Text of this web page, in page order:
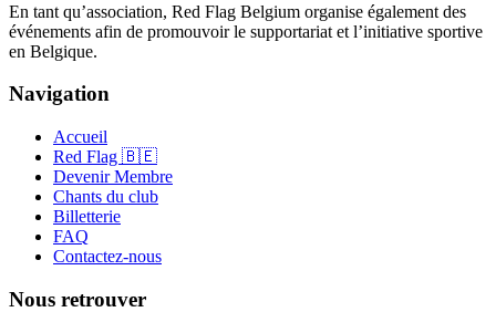
En tant qu’association, Red Flag Belgium organise également des
événements afin de promouvoir le supportariat et l’initiative sportive
en Belgique.
Navigation
Accueil
Red Flag 🇧🇪
Devenir Membre
Chants du club
Billetterie
FAQ
Contactez-nous
Nous retrouver